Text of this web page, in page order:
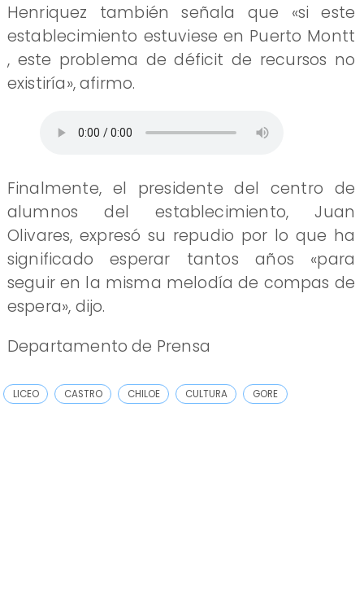
Henriquez también señala que «si este
establecimiento estuviese en Puerto Montt
, este problema de déficit de recursos no
existiría», afirmo.
Finalmente, el presidente del centro de
alumnos del establecimiento, Juan
Olivares, expresó su repudio por lo que ha
significado esperar tantos años «para
seguir en la misma melodía de compas de
espera», dijo.
Departamento de Prensa
LICEO CASTRO CHILOE CULTURA GORE